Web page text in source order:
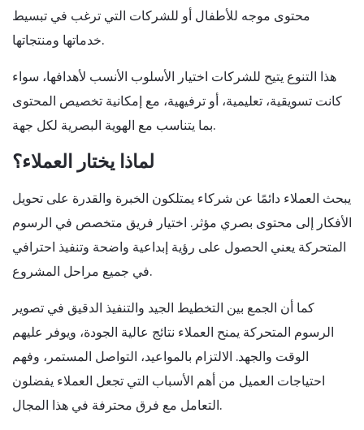
محتوى موجه للأطفال أو للشركات التي ترغب في تبسيط
خدماتها ومنتجاتها.
هذا التنوع يتيح للشركات اختيار الأسلوب الأنسب لأهدافها، سواء
كانت تسويقية، تعليمية، أو ترفيهية، مع إمكانية تخصيص المحتوى
بما يتناسب مع الهوية البصرية لكل جهة.
لماذا يختار العملاء؟
يبحث العملاء دائمًا عن شركاء يمتلكون الخبرة والقدرة على تحويل
الأفكار إلى محتوى بصري مؤثر. اختيار فريق متخصص في الرسوم
المتحركة يعني الحصول على رؤية إبداعية واضحة وتنفيذ احترافي
في جميع مراحل المشروع.
كما أن الجمع بين التخطيط الجيد والتنفيذ الدقيق في تصوير
الرسوم المتحركة يمنح العملاء نتائج عالية الجودة، ويوفر عليهم
الوقت والجهد. الالتزام بالمواعيد، التواصل المستمر، وفهم
احتياجات العميل من أهم الأسباب التي تجعل العملاء يفضلون
التعامل مع فرق محترفة في هذا المجال.